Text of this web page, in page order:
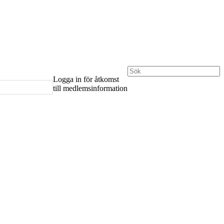
Logga in för åtkomst
till medlemsinformation